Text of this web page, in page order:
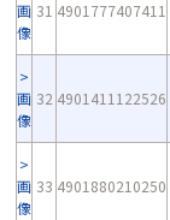
画
像
31 4901777407411
画
像
32 4901411122526
画
像
33 4901880210250